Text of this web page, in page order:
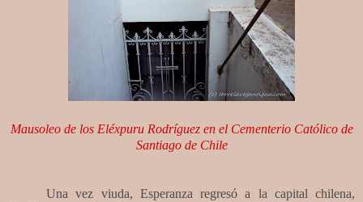
Mausoleo de los Eléxpuru Rodríguez en el Cementerio Católico de
Santiago de Chile
Una vez viuda, Esperanza regresó a la capital chilena,